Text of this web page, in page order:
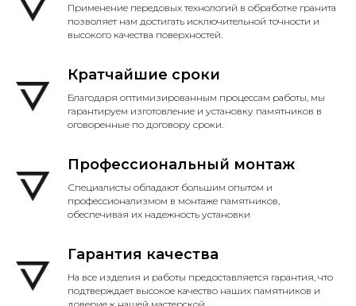
Применение передовых технологий в обработке гранита
позволяет нам достигать исключительной точности и
высокого качества поверхностей.
Кратчайшие сроки
Благодаря оптимизированным процессам работы, мы
гарантируем изготовление и установку памятников в
оговоренные по договору сроки.
Профессиональный монтаж
Специалисты обладают большим опытом и
профессионализмом в монтаже памятников,
обеспечивая их надежность установки
Гарантия качества
На все изделия и работы предоставляется гарантия, что
подтверждает высокое качество наших памятников и